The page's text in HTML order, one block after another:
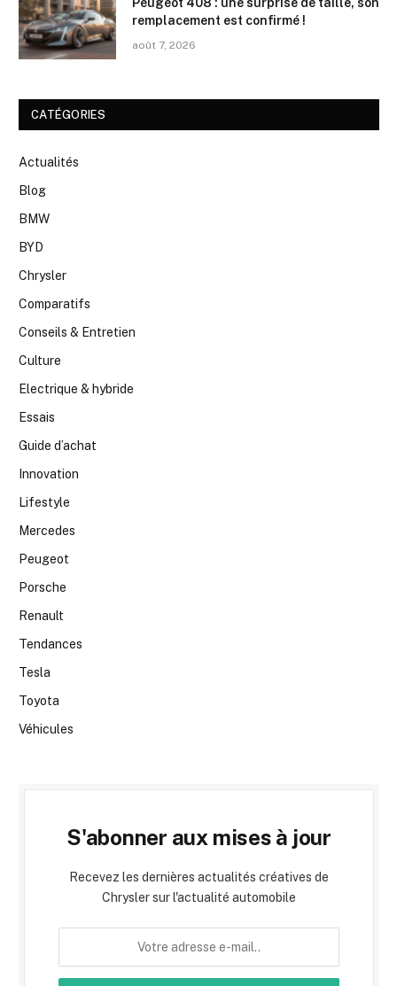
remplacement est confirmé !
août 7, 2026
CATÉGORIES
Actualités
Blog
BMW
BYD
Chrysler
Comparatifs
Conseils & Entretien
Culture
Electrique & hybride
Essais
Guide d’achat
Innovation
Lifestyle
Mercedes
Peugeot
Porsche
Renault
Tendances
Tesla
Toyota
Véhicules
S'abonner aux mises à jour
Recevez les dernières actualités créatives de
Chrysler sur l'actualité automobile